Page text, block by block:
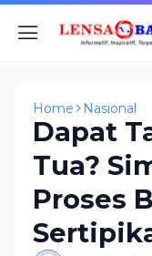
Home Nasional
Dapat
Tua?
Proses